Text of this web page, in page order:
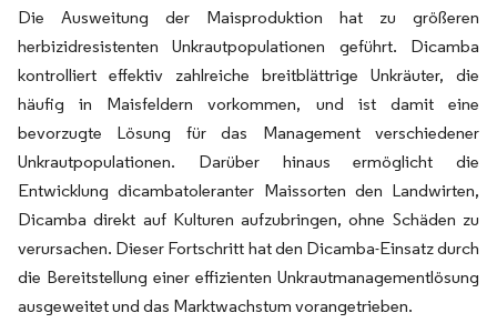
Die Ausweitung der Maisproduktion hat zu größeren
herbizidresistenten Unkrautpopulationen geführt. Dicamba
kontrolliert effektiv zahlreiche breitblättrige Unkräuter, die
häufig in Maisfeldern vorkommen, und ist damit eine
bevorzugte Lösung für das Management verschiedener
Unkrautpopulationen. Darüber hinaus ermöglicht die
Entwicklung dicambatoleranter Maissorten den Landwirten,
Dicamba direkt auf Kulturen aufzubringen, ohne Schäden zu
verursachen. Dieser Fortschritt hat den Dicamba-Einsatz durch
die Bereitstellung einer effizienten Unkrautmanagementlösung
ausgeweitet und das Marktwachstum vorangetrieben.